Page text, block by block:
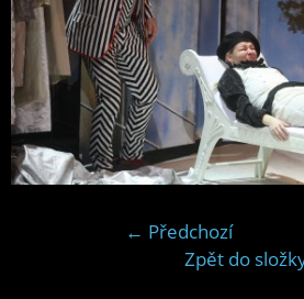
← Předchozí
Zpět do